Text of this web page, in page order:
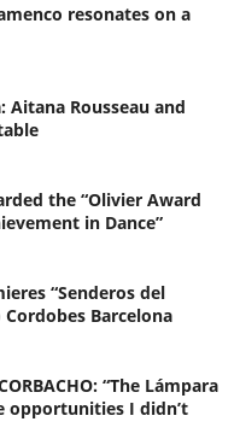
resonates on a
Aitana Rousseau and
the “Olivier Award
in Dance”
“Senderos del
Cordobes Barcelona
“The Lámpara
opportunities I didn’t